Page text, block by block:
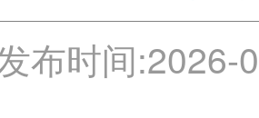
布时间:2026-